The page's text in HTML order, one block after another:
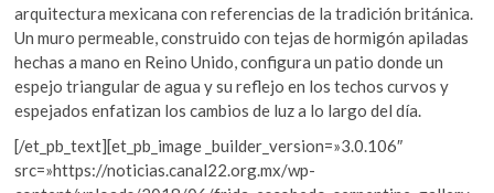
arquitectura mexicana con referencias de la tradición británica.
Un muro permeable, construido con tejas de hormigón apiladas
hechas a mano en Reino Unido, configura un patio donde un
espejo triangular de agua y su reflejo en los techos curvos y
espejados enfatizan los cambios de luz a lo largo del día.
[/et_pb_text][et_pb_image _builder_version=»3.0.106″
src=»https://noticias.canal22.org.mx/wp-